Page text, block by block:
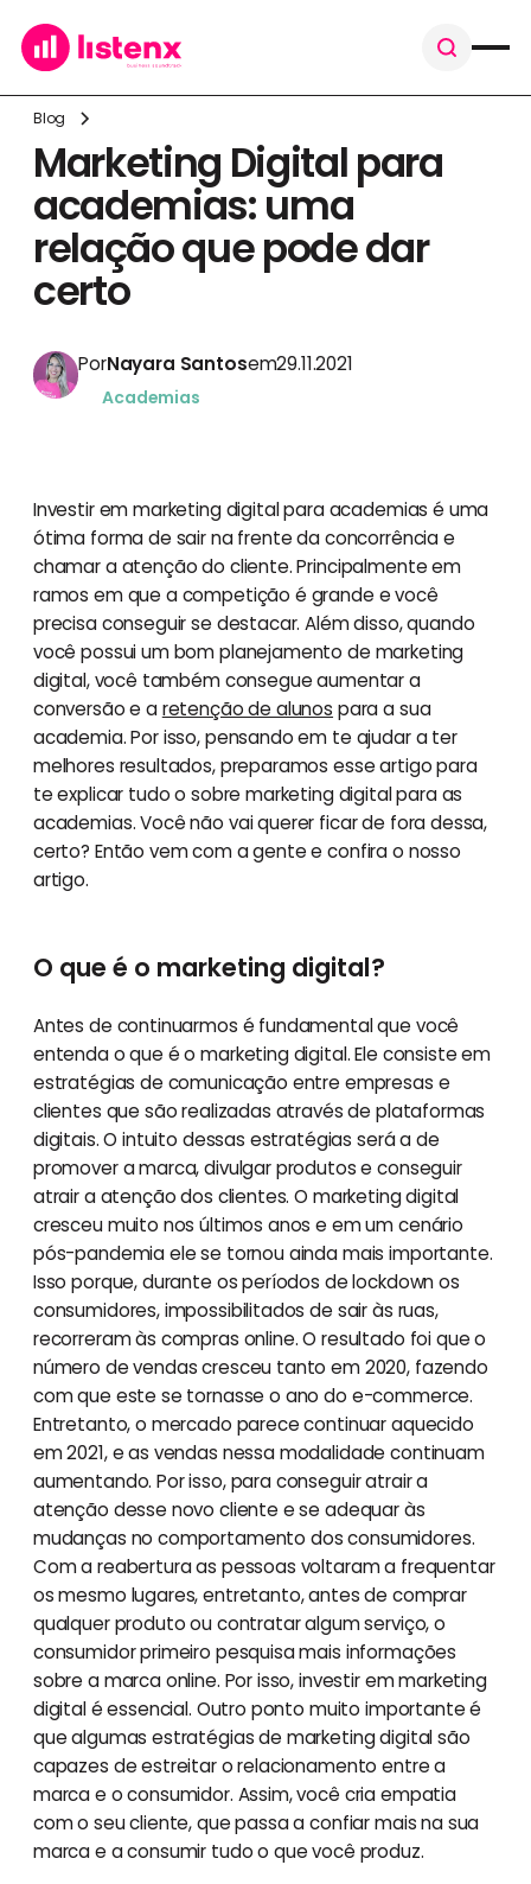
Blog
Marketing Digital para
academias: uma
relação que pode dar
certo
PorNayara Santosem29.11.2021
Academias
Investir em marketing digital para academias é uma
ótima forma de sair na frente da concorrência e
chamar a atenção do cliente. Principalmente em
ramos em que a competição é grande e você
precisa conseguir se destacar. Além disso, quando
você possui um bom planejamento de marketing
digital, você também consegue aumentar a
conversão e aretenção de alunos para a sua
academia. Por isso, pensando em te ajudar a ter
melhores resultados, preparamos esse artigo para
te explicar tudo o sobre marketing digital para as
academias. Você não vai querer ficar de fora dessa,
certo? Então vem com a gente e confira o nosso
artigo.
O que é o marketing digital?
Antes de continuarmos é fundamental que você
entenda o que é o marketing digital. Ele consiste em
estratégias de comunicação entre empresas e
clientes que são realizadas através de plataformas
digitais. O intuito dessas estratégias será a de
promover a marca, divulgar produtos e conseguir
atrair a atenção dos clientes. O marketing digital
cresceu muito nos últimos anos e em um cenário
pós-pandemia ele se tornou ainda mais importante.
Isso porque, durante os períodos de lockdown os
consumidores, impossibilitados de sair às ruas,
recorreram às compras online. O resultado foi que o
número de vendas cresceu tanto em 2020, fazendo
com que este se tornasse o ano do e-commerce.
Entretanto, o mercado parece continuar aquecido
em 2021, e as vendas nessa modalidade continuam
aumentando. Por isso, para conseguir atrair a
atenção desse novo cliente e se adequar às
mudanças no comportamento dos consumidores.
Com a reabertura as pessoas voltaram a frequentar
os mesmo lugares, entretanto, antes de comprar
qualquer produto ou contratar algum serviço, o
consumidor primeiro pesquisa mais informações
sobre a marca online. Por isso, investir em marketing
digital é essencial. Outro ponto muito importante é
que algumas estratégias de marketing digital são
capazes de estreitar o relacionamento entre a
marca e o consumidor. Assim, você cria empatia
com o seu cliente, que passa a confiar mais na sua
marca e a consumir tudo o que você produz.